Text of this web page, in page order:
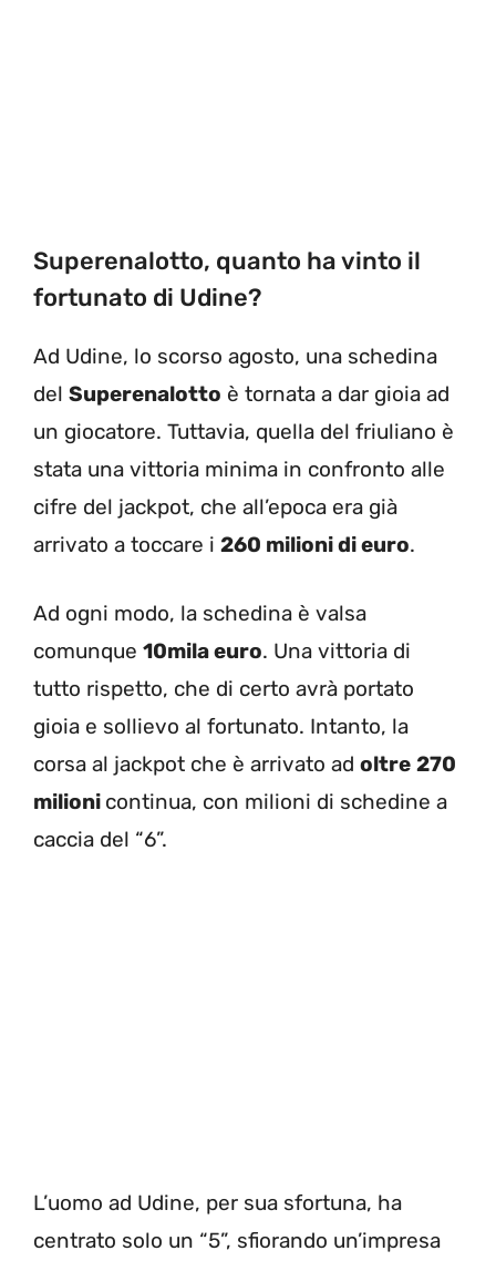
Superenalotto, quanto ha vinto il
fortunato di Udine?
Ad Udine, lo scorso agosto, una schedina
del Superenalotto è tornata a dar gioia ad
un giocatore. Tuttavia, quella del friuliano è
stata una vittoria minima in confronto alle
cifre del jackpot, che all’epoca era già
arrivato a toccare i 260 milioni di euro.
Ad ogni modo, la schedina è valsa
comunque 10mila euro. Una vittoria di
tutto rispetto, che di certo avrà portato
gioia e sollievo al fortunato. Intanto, la
corsa al jackpot che è arrivato ad oltre 270
milioni continua, con milioni di schedine a
caccia del “6”.
L’uomo ad Udine, per sua sfortuna, ha
centrato solo un “5”, sfiorando un’impresa